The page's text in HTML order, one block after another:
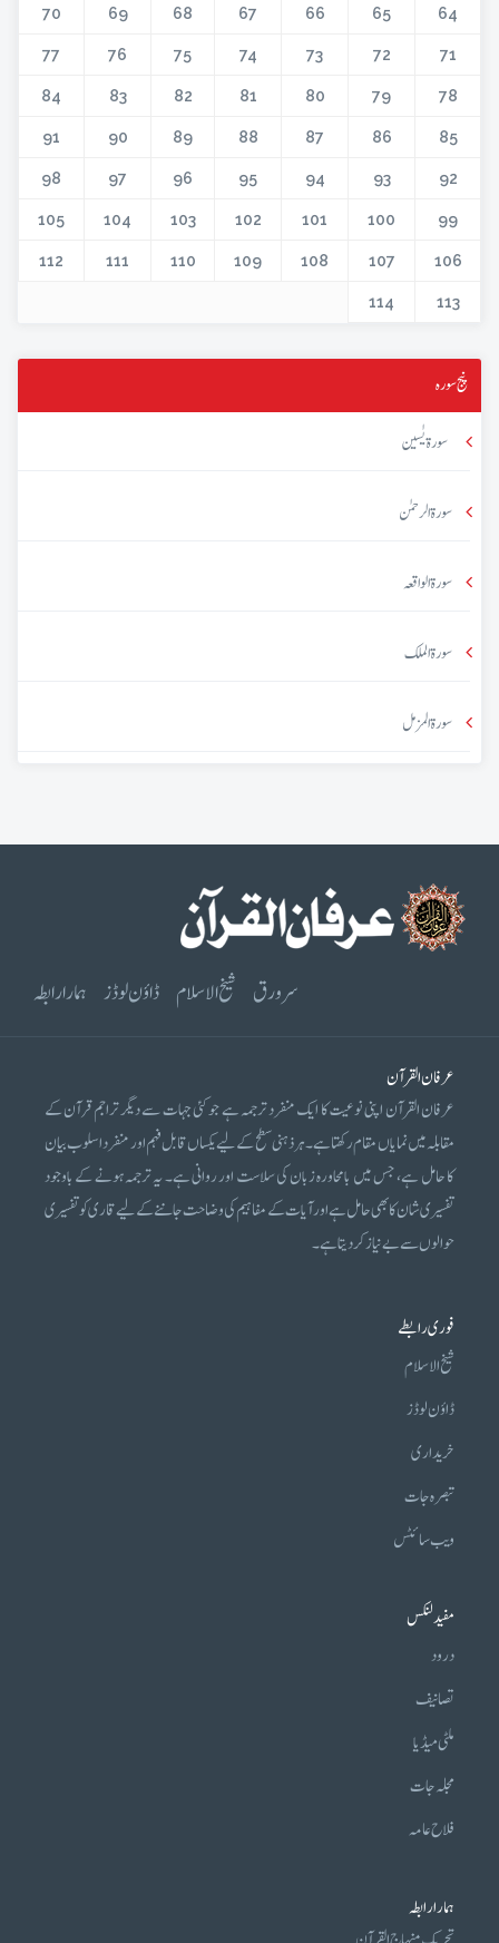
64
65
66
67
68
69
70
71
72
73
74
75
76
77
78
79
80
81
82
83
84
85
86
87
88
89
90
91
92
93
94
95
96
97
98
99
100
101
102
103
104
105
106
107
108
109
110
111
112
113
114
پنج سورہ
سورۃ یٰسین
سورۃ الرحمٰن
سورۃ الواقعہ
سورۃ الملک
سورۃ المزمل
سرورق شیخ الاسلام ڈاؤن لوڈز ہمارا رابطہ
عرفان القرآن
عرفان القرآن اپنی نوعیت کا ایک منفرد ترجمہ ہے جو کئی جہات سے دیگر تراجم قرآن کے
مقابلہ میں نمایاں مقام رکھتا ہے۔ ہر ذہنی سطح کے لیے یکساں قابل فہم اور منفرد اسلوب بیان
کا حامل ہے، جس میں بامحاورہ زبان کی سلاست اور روانی ہے۔ یہ ترجمہ ہونے کے باوجود
تفسیری شان کا بھی حامل ہے اور آیات کے مفاہیم کی وضاحت جاننے کے لیے قاری کو تفسیری
حوالوں سے بے نیاز کر دیتا ہے۔
فوری رابطے
شیخ الاسلام
ڈاؤن لوڈز
خریداری
تبصرہ جات
ویب سائٹس
مفید لنکس
درود
تصانیف
ملٹی میڈیا
مجلہ جات
فلاح عامہ
ہمارا رابطہ